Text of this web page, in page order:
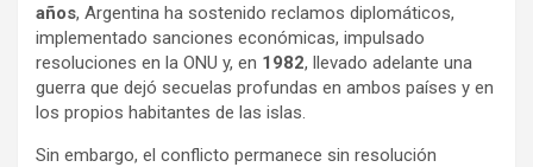
años, Argentina ha sostenido reclamos diplomáticos,
implementado sanciones económicas, impulsado
resoluciones en la ONU y, en 1982, llevado adelante una
guerra que dejó secuelas profundas en ambos países y en
los propios habitantes de las islas.
Sin embargo, el conflicto permanece sin resolución